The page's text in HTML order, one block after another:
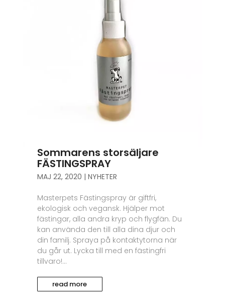
Sommarens storsäljare
FÄSTINGSPRAY
MAJ 22, 2020 | NYHETER
Masterpets Fästingspray är giftfri,
ekologisk och vegansk. Hjälper mot
fästingar, alla andra kryp och flygfän. Du
kan använda den till alla dina djur och
din familj. Spraya på kontaktytorna när
du går ut. Lycka till med en fästingfri
tillvaro!...
read more